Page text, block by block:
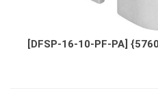
[DFSP-16-10-PF-PA]